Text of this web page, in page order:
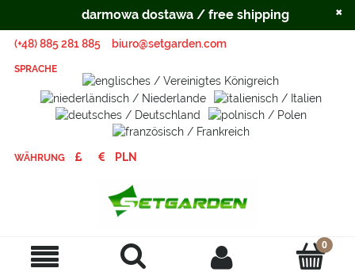
(+48) 885 281 885 biuro@setgarden.com
SPRACHE
WÄHRUNG
darmowa dostawa / free shipping ×